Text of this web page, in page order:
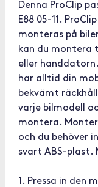
Denna ProClip
E88 05-11.
monteras på
kan du montera
eller
har alltid din
bekvämt
varje bilmodell
montera.
och du behöver
svart ABS-plast.
1. Pressa in den